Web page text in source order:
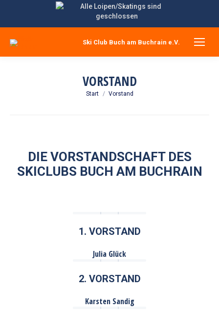
Ski Club Buch am Buchrain e.V.
VORSTAND
Sie befinden sich hier:
Start Vorstand
DIE VORSTANDSCHAFT DES
SKICLUBS BUCH AM BUCHRAIN
1. VORSTAND
Julia Glück
2. VORSTAND
Karsten Sandig